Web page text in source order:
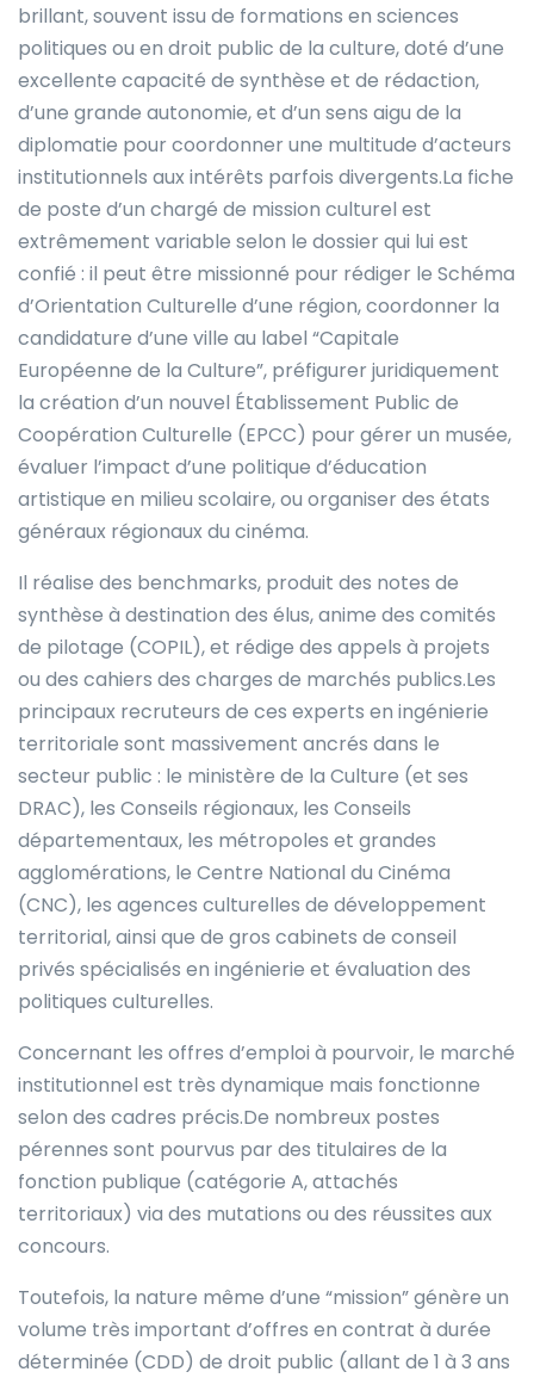
brillant, souvent issu de formations en sciences
politiques ou en droit public de la culture, doté d’une
excellente capacité de synthèse et de rédaction,
d’une grande autonomie, et d’un sens aigu de la
diplomatie pour coordonner une multitude d’acteurs
institutionnels aux intérêts parfois divergents.La fiche
de poste d’un chargé de mission culturel est
extrêmement variable selon le dossier qui lui est
confié : il peut être missionné pour rédiger le Schéma
d’Orientation Culturelle d’une région, coordonner la
candidature d’une ville au label “Capitale
Européenne de la Culture”, préfigurer juridiquement
la création d’un nouvel Établissement Public de
Coopération Culturelle (EPCC) pour gérer un musée,
évaluer l’impact d’une politique d’éducation
artistique en milieu scolaire, ou organiser des états
généraux régionaux du cinéma.
Il réalise des benchmarks, produit des notes de
synthèse à destination des élus, anime des comités
de pilotage (COPIL), et rédige des appels à projets
ou des cahiers des charges de marchés publics.Les
principaux recruteurs de ces experts en ingénierie
territoriale sont massivement ancrés dans le
secteur public : le ministère de la Culture (et ses
DRAC), les Conseils régionaux, les Conseils
départementaux, les métropoles et grandes
agglomérations, le Centre National du Cinéma
(CNC), les agences culturelles de développement
territorial, ainsi que de gros cabinets de conseil
privés spécialisés en ingénierie et évaluation des
politiques culturelles.
Concernant les offres d’emploi à pourvoir, le marché
institutionnel est très dynamique mais fonctionne
selon des cadres précis.De nombreux postes
pérennes sont pourvus par des titulaires de la
fonction publique (catégorie A, attachés
territoriaux) via des mutations ou des réussites aux
concours.
Toutefois, la nature même d’une “mission” génère un
volume très important d’offres en contrat à durée
déterminée (CDD) de droit public (allant de 1 à 3 ans